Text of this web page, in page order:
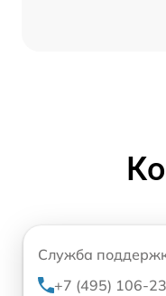
Служба
+7 (495) 106-